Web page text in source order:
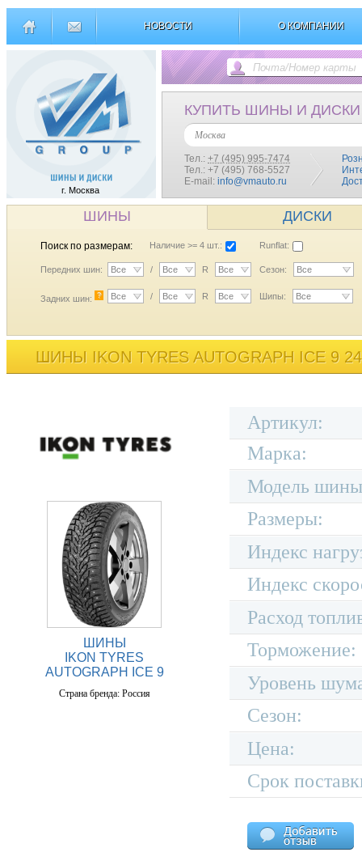
НОВОСТИ О КОМПАНИИ
г. Москва
КУПИТЬ ШИНЫ И ДИСКИ
Москва
Тел.: +7 (495) 995-7474
Тел.: +7 (495) 768-5527
E-mail: info@vmauto.ru
ШИНЫ ДИСКИ
Поиск по размерам: Наличие >= 4 шт.: Runflat:
Передних шин: Все / Все R Все Сезон: Все
Задних шин: ? Все / Все R Все Шипы: Все
ШИНЫ IKON TYRES AUTOGRAPH ICE 9
ШИНЫ
IKON TYRES
AUTOGRAPH ICE 9
Страна бренда: Россия
Артикул:
Марка:
Модель
Размеры:
Индекс
Индекс
Расход
Торможение:
Уровень
Сезон:
Цена:
Срок